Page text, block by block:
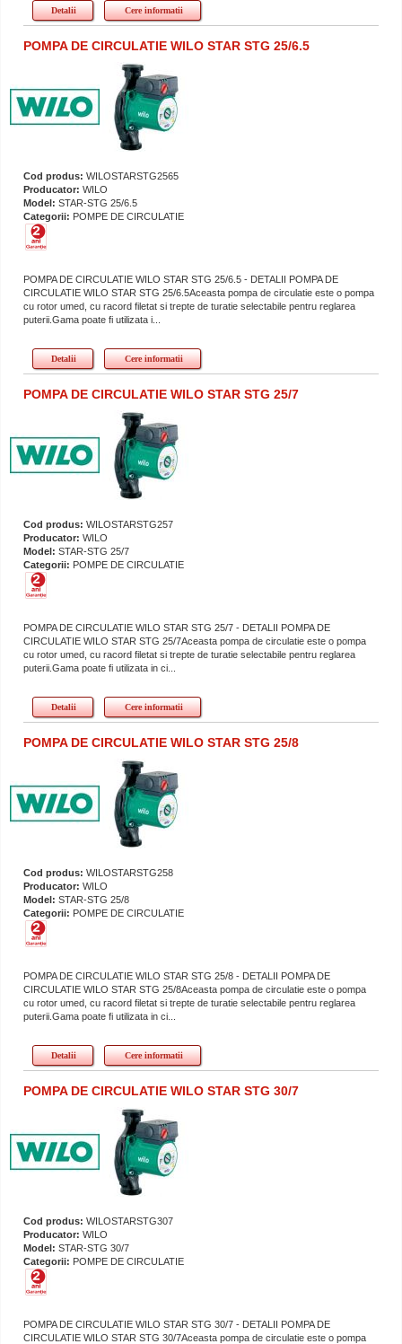
Detalii Cere informatii
POMPA DE CIRCULATIE WILO STAR STG 25/6.5
Cod produs: WILOSTARSTG2565
Producator: WILO
Model: STAR-STG 25/6.5
Categorii: POMPE DE CIRCULATIE
POMPA DE CIRCULATIE WILO STAR STG 25/6.5 - DETALII POMPA DE
CIRCULATIE WILO STAR STG 25/6.5Aceasta pompa de circulatie este o pompa
cu rotor umed, cu racord filetat si trepte de turatie selectabile pentru reglarea
puterii.Gama poate fi utilizata i...
Detalii Cere informatii
POMPA DE CIRCULATIE WILO STAR STG 25/7
Cod produs: WILOSTARSTG257
Producator: WILO
Model: STAR-STG 25/7
Categorii: POMPE DE CIRCULATIE
POMPA DE CIRCULATIE WILO STAR STG 25/7 - DETALII POMPA DE
CIRCULATIE WILO STAR STG 25/7Aceasta pompa de circulatie este o pompa
cu rotor umed, cu racord filetat si trepte de turatie selectabile pentru reglarea
puterii.Gama poate fi utilizata in ci...
Detalii Cere informatii
POMPA DE CIRCULATIE WILO STAR STG 25/8
Cod produs: WILOSTARSTG258
Producator: WILO
Model: STAR-STG 25/8
Categorii: POMPE DE CIRCULATIE
POMPA DE CIRCULATIE WILO STAR STG 25/8 - DETALII POMPA DE
CIRCULATIE WILO STAR STG 25/8Aceasta pompa de circulatie este o pompa
cu rotor umed, cu racord filetat si trepte de turatie selectabile pentru reglarea
puterii.Gama poate fi utilizata in ci...
Detalii Cere informatii
POMPA DE CIRCULATIE WILO STAR STG 30/7
Cod produs: WILOSTARSTG307
Producator: WILO
Model: STAR-STG 30/7
Categorii: POMPE DE CIRCULATIE
POMPA DE CIRCULATIE WILO STAR STG 30/7 - DETALII POMPA DE
CIRCULATIE WILO STAR STG 30/7Aceasta pompa de circulatie este o pompa